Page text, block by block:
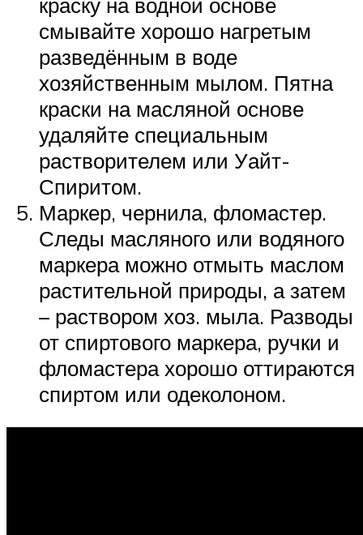
смывайте хорошо нагретым
разведённым в воде
хозяйственным мылом. Пятна
краски на масляной основе
удаляйте специальным
растворителем или Уайт-
Спиритом.
Маркер, чернила, фломастер.
Следы масляного или водяного
маркера можно отмыть маслом
растительной природы, а затем
– раствором хоз. мыла. Разводы
от спиртового маркера, ручки и
фломастера хорошо оттираются
спиртом или одеколоном.